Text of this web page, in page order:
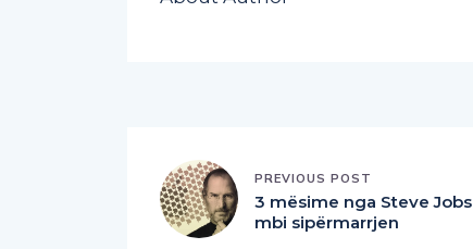
PREVIOUS POST
3 mësime nga Steve Jobs
mbi sipërmarrjen